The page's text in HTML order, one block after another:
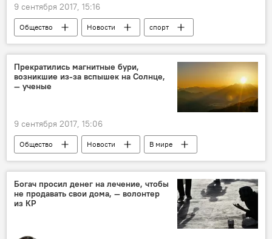
9 сентября 2017, 15:16
Общество Новости
спорт
Кыргызстан
Денис Петрашов
плавание
Прекратились магнитные бури,
возникшие из-за вспышек на Солнце,
— ученые
9 сентября 2017, 15:06
Общество Новости
В мире
ученый
солнечная система
Богач просил денег на лечение, чтобы
не продавать свои дома, — волонтер
из КР